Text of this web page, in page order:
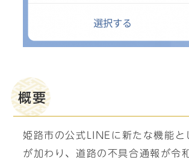
概要
姫路市の公式LINEに新たな機能と
が加わり、道路の不具合通報が令